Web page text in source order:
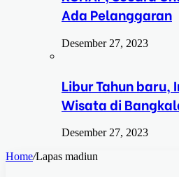
Ada Pelanggaran
Desember 27, 2023
Libur Tahun baru,
Wisata di
Desember 27, 2023
Home/Lapas madiun